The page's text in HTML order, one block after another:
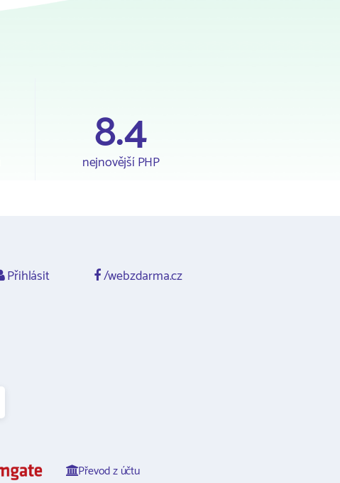
8.4
nejnovější PHP
Přihlásit /webzdarma.cz
Převod z účtu